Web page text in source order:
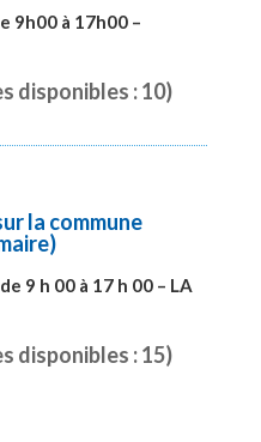
9h00 à 17h00 –
disponibles : 10)
la commune
9 h 00 à 17 h 00 – LA
disponibles : 15)